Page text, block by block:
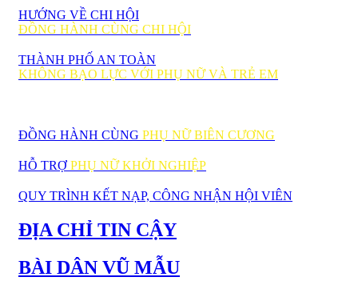
HƯỚNG VỀ CHI HỘI
ĐỒNG HÀNH CÙNG CHI HỘI
THÀNH PHỐ AN TOÀN
KHÔNG BẠO LỰC VỚI PHỤ NỮ VÀ TRẺ EM
ĐỒNG HÀNH CÙNG PHỤ NỮ BIÊN CƯƠNG
HỖ TRỢ PHỤ NỮ KHỞI NGHIỆP
QUY TRÌNH KẾT NẠP, CÔNG NHẬN HỘI VIÊN
ĐỊA CHỈ TIN CẬY
BÀI DÂN VŨ MẪU